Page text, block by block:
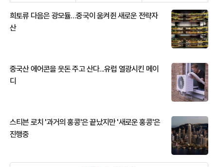
희토류 다음은 광모듈…중국이 움켜쥔 새로운 전략자
산
중국산 에어콘을 웃돈 주고 산다...유럽 열광시킨 메이
디
스티븐 로치 '과거의 홍콩'은 끝났지만 '새로운 홍콩'은
진행중